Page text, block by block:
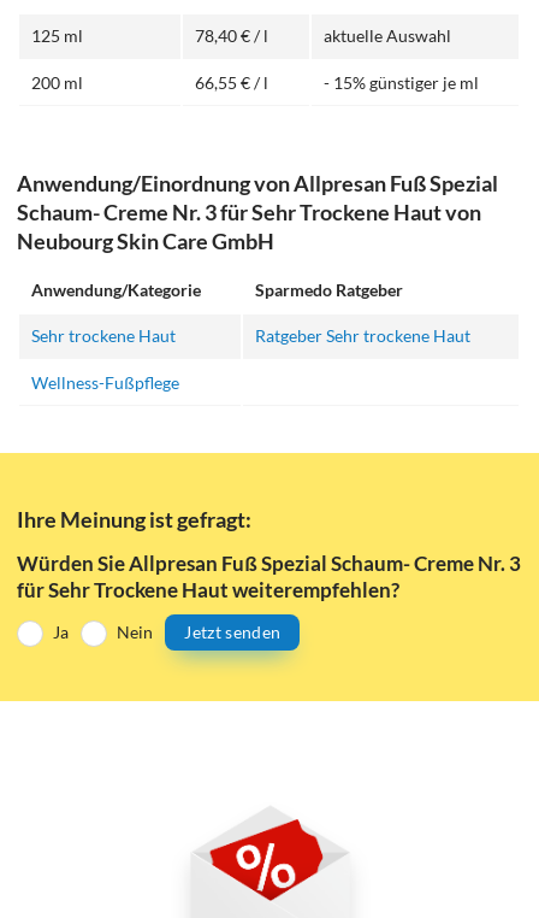
125 ml 78,40 € / l aktuelle Auswahl
200 ml 66,55 € / l - 15% günstiger je ml
Anwendung/Einordnung von Allpresan Fuß Spezial
Schaum- Creme Nr. 3 für Sehr Trockene Haut von
Neubourg Skin Care GmbH
Anwendung/Kategorie Sparmedo Ratgeber
Sehr trockene Haut Ratgeber Sehr trockene Haut
Wellness-Fußpflege
Ihre Meinung ist gefragt:
Würden Sie Allpresan Fuß Spezial Schaum- Creme Nr. 3
für Sehr Trockene Haut weiterempfehlen?
Ja Nein Jetzt senden